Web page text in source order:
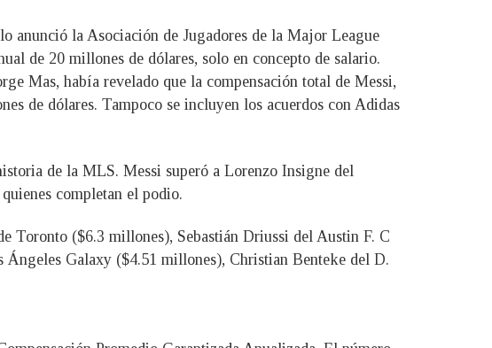
anunció la Asociación de Jugadores de la Major League
de 20 millones de dólares, solo en concepto de salario.
Mas, había revelado que la compensación total de Messi,
de dólares. Tampoco se incluyen los acuerdos con Adidas
de la MLS. Messi superó a Lorenzo Insigne del
completan el podio.
Toronto ($6.3 millones), Sebastián Driussi del Austin F. C
Galaxy ($4.51 millones), Christian Benteke del D.